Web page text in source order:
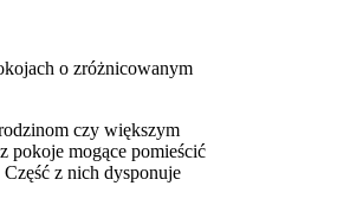
o zróżnicowanym
czy większym
pokoje mogące pomieścić
z nich dysponuje